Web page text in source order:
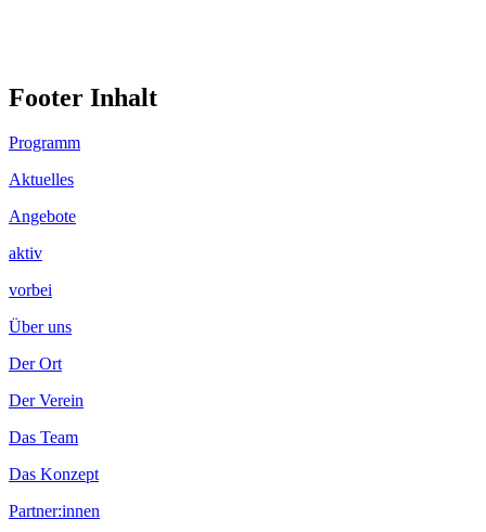
Footer Inhalt
Programm
Aktuelles
Angebote
aktiv
vorbei
Über uns
Der Ort
Der Verein
Das Team
Das Konzept
Partner:innen